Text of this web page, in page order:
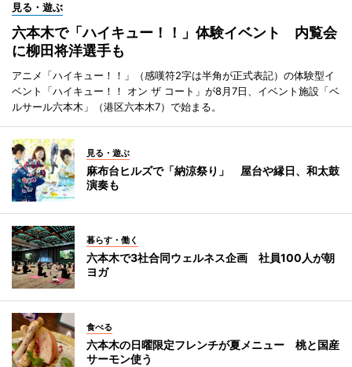
見る・遊ぶ
六本木で「ハイキュー！！」体験イベント 内覧会
に柳田将洋選手も
アニメ「ハイキュー！！」（感嘆符2字は半角が正式表記）の体験型イ
ベント「ハイキュー！！ オン ザ コート」が8月7日、イベント施設「ベ
ルサール六本木」（港区六本木7）で始まる。
見る・遊ぶ
麻布台ヒルズで「納涼祭り」 屋台や縁日、和太鼓
演奏も
暮らす・働く
六本木で3社合同ウェルネス企画 社員100人が朝
ヨガ
食べる
六本木の日曜限定フレンチが夏メニュー 桃と国産
サーモン使う